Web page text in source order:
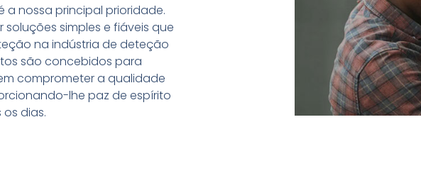
a nossa principal prioridade.
simples e fiáveis que
na indústria de deteção
são concebidos para
comprometer a qualidade
lhe paz de espírito
dias.